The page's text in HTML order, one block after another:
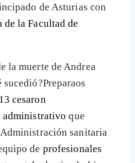
de Asturias con
de la Facultad de
la muerte de Andrea
sucedió?Preparaos
cesaron
administrativo que
sanitaria
de profesionales